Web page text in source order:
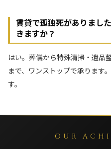
賃貸で孤独死がありまし
きますか？
はい。葬儀から特殊清掃・遺品
まで、ワンストップで承ります
す。
OUR